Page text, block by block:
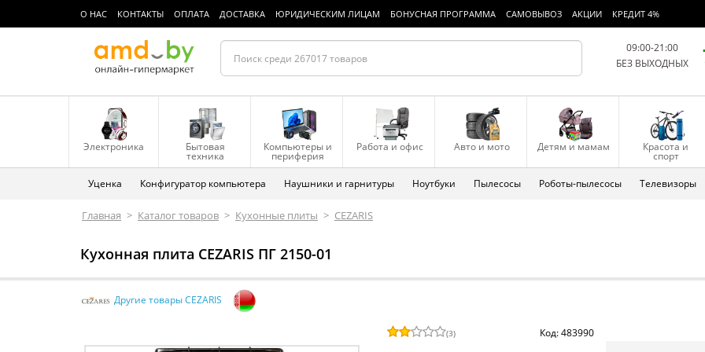
О НАС КОНТАКТЫ ОПЛАТА ДОСТАВКА ЮРИДИЧЕСКИМ ЛИЦАМ БОНУСНАЯ ПРОГРАММА САМОВЫВОЗ АКЦИИ КРЕДИТ 4%
09:00-21:00
БЕЗ ВЫХОДНЫХ
Электроника Бытовая
техника
Компьютеры и
периферия
Работа и офис Авто и мото Детям и мамам Красота и
спорт
Уценка Конфигуратор компьютера Наушники и гарнитуры Ноутбуки Пылесосы Роботы-пылесосы Телевизоры
Главная > Каталог товаров > Кухонные плиты > CEZARIS
Кухонная плита CEZARIS ПГ 2150-01
Другие товары CEZARIS
(3) Код: 483990